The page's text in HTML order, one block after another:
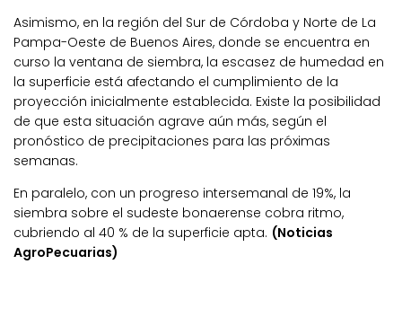
Asimismo, en la región del Sur de Córdoba y Norte de La
Pampa-Oeste de Buenos Aires, donde se encuentra en
curso la ventana de siembra, la escasez de humedad en
la superficie está afectando el cumplimiento de la
proyección inicialmente establecida. Existe la posibilidad
de que esta situación agrave aún más, según el
pronóstico de precipitaciones para las próximas
semanas.
En paralelo, con un progreso intersemanal de 19%, la
siembra sobre el sudeste bonaerense cobra ritmo,
cubriendo al 40 % de la superficie apta. (Noticias
AgroPecuarias)